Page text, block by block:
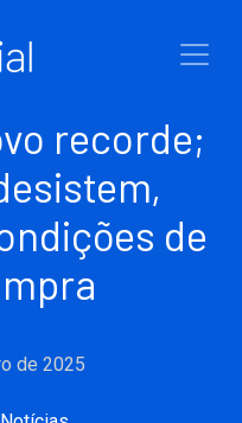
recorde;
de
de 2025